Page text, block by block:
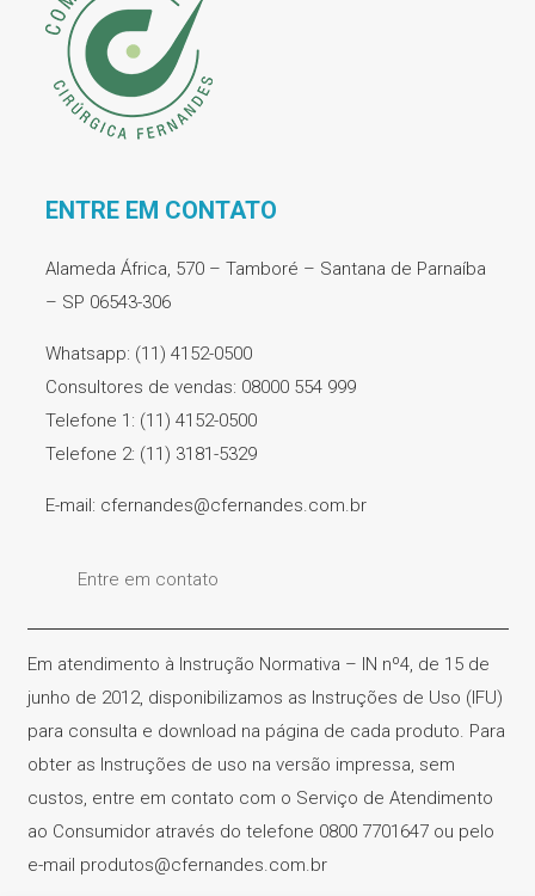
ENTRE EM CONTATO
Alameda África, 570 – Tamboré – Santana de Parnaíba
– SP 06543-306
Whatsapp: (11) 4152-0500
Consultores de vendas: 08000 554 999
Telefone 1: (11) 4152-0500
Telefone 2: (11) 3181-5329
E-mail: cfernandes@cfernandes.com.br
Entre em contato
Em atendimento à Instrução Normativa – IN nº4, de 15 de
junho de 2012, disponibilizamos as Instruções de Uso (IFU)
para consulta e download na página de cada produto. Para
obter as Instruções de uso na versão impressa, sem
custos, entre em contato com o Serviço de Atendimento
ao Consumidor através do telefone 0800 7701647 ou pelo
e-mail produtos@cfernandes.com.br